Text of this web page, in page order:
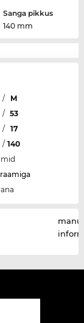
Sanga pikkus
140 mm
/
M
/ 53
/
17
/ 140